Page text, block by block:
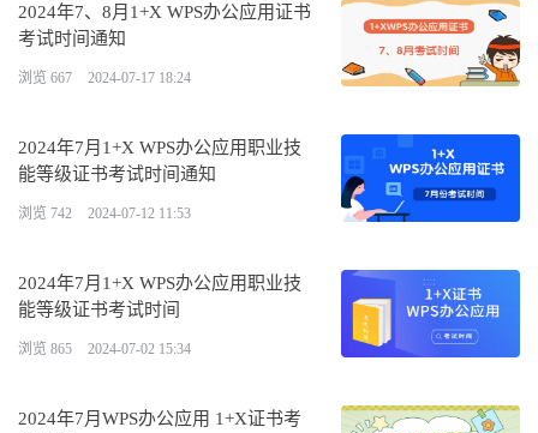
2024年7、8月1+X WPS办公应用证书
考试时间通知
浏览 667 2024-07-17 18:24
2024年7月1+X WPS办公应用职业技
能等级证书考试时间通知
浏览 742 2024-07-12 11:53
2024年7月1+X WPS办公应用职业技
能等级证书考试时间
浏览 865 2024-07-02 15:34
2024年7月WPS办公应用 1+X证书考